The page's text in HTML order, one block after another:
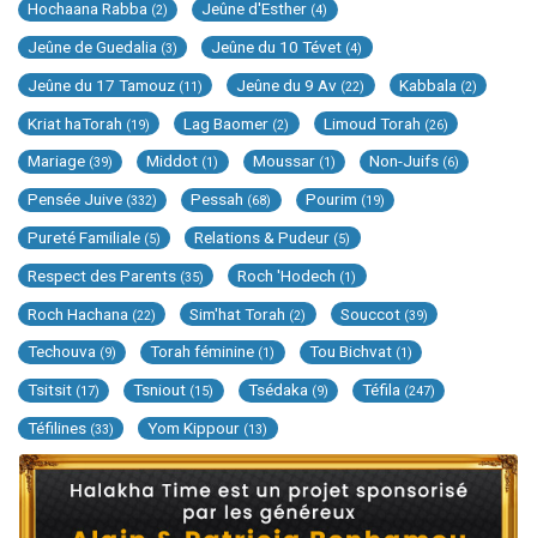
Hochaana Rabba (2) Jeûne d'Esther (4)
Jeûne de Guedalia (3) Jeûne du 10 Tévet (4)
Jeûne du 17 Tamouz (11) Jeûne du 9 Av (22) Kabbala (2)
Kriat haTorah (19) Lag Baomer (2) Limoud Torah (26)
Mariage (39) Middot (1) Moussar (1) Non-Juifs (6)
Pensée Juive (332) Pessah (68) Pourim (19)
Pureté Familiale (5) Relations & Pudeur (5)
Respect des Parents (35) Roch 'Hodech (1)
Roch Hachana (22) Sim'hat Torah (2) Souccot (39)
Techouva (9) Torah féminine (1) Tou Bichvat (1)
Tsitsit (17) Tsniout (15) Tsédaka (9) Téfila (247)
Téfilines (33) Yom Kippour (13)